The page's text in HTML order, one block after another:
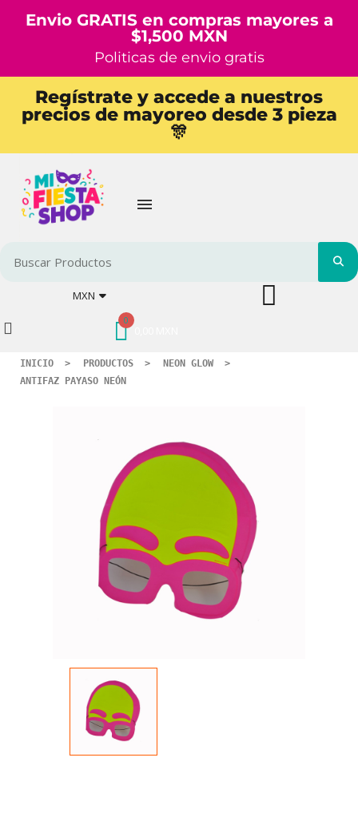
Envio GRATIS en compras mayores a
$1,500 MXN
Politicas de envio gratis
Regístrate y accede a nuestros
precios de mayoreo desde 3 pieza
🎊
MXN
INICIO PRODUCTOS
NEON GLOW
ANTIFAZ PAYASO NEÓN